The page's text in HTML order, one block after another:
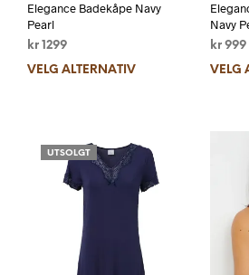
Elegance Badekåpe Navy
Pearl
kr 1299
VELG ALTERNATIV
Navy
kr999
VELG
UTSOLGT